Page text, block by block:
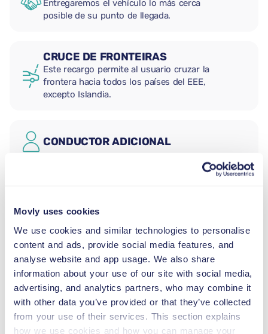
Movly uses cookies
We use cookies and similar technologies to personalise
content and ads, provide social media features, and
analyse website and app usage. We also share
information about your use of our site with social media,
advertising, and analytics partners, who may combine it
with other data you’ve provided or that they’ve collected
from your use of their services. This section explains
how we use cookies and how you can manage your
Entregaremos el vehículo lo más cerca
posible de su punto de llegada.
CRUCE DE FRONTEIRAS
Este recargo permite al usuario cruzar la
frontera hacia todos los países del EEE,
excepto Islandia.
CONDUCTOR ADICIONAL
ASIENTO PARA NIÑOS (GRUPO I)
9–18 kg
ASIENTO PARA NIÑOS (GRUPO II-
III)
15–36 kg